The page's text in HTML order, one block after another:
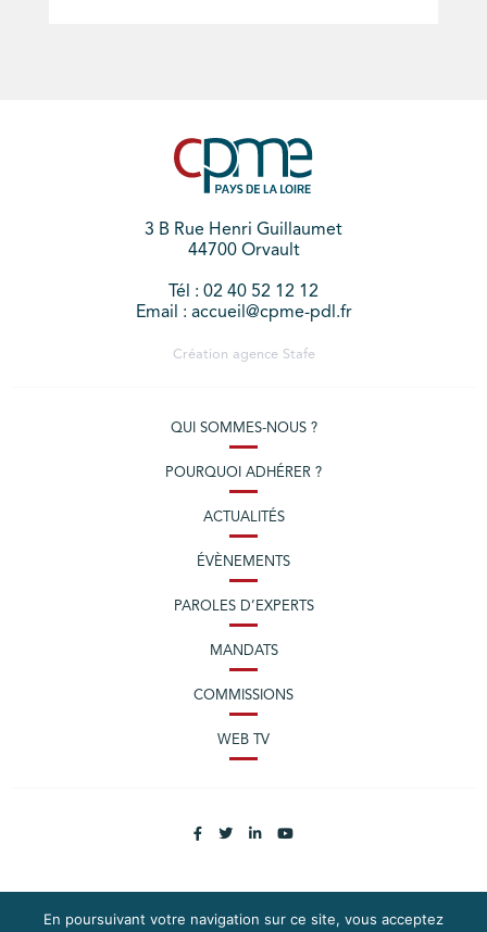
3 B Rue Henri Guillaumet
44700 Orvault
Tél : 02 40 52 12 12
Email : accueil@cpme-pdl.fr
Création agence Stafe
QUI SOMMES-NOUS ?
POURQUOI ADHÉRER ?
ACTUALITÉS
ÉVÈNEMENTS
PAROLES D’EXPERTS
MANDATS
COMMISSIONS
WEB TV
En poursuivant votre navigation sur ce site, vous acceptez